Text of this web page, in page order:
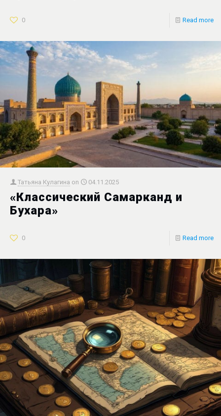
0 Read more
Татьяна Кулагина on 04.11.2025
«Классический Самарканд и
Бухара»
0 Read more